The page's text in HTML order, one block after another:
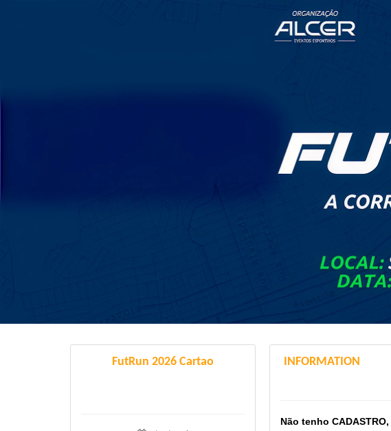
FutRun 2026 Cartao INFORMATION
Não tenho CADASTRO,